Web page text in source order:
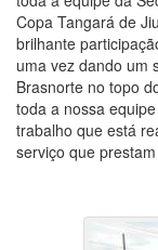
Copa Tangará de
brilhante
uma vez dando um
Brasnorte no topo
toda a nossa
trabalho que está
serviço que